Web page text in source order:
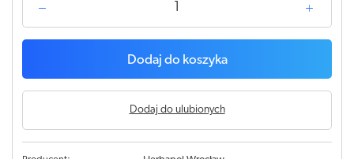
Dodaj do koszyka
Dodaj do ulubionych